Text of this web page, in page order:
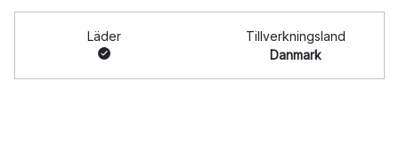
Läder
Tillverkningsland
Danmark